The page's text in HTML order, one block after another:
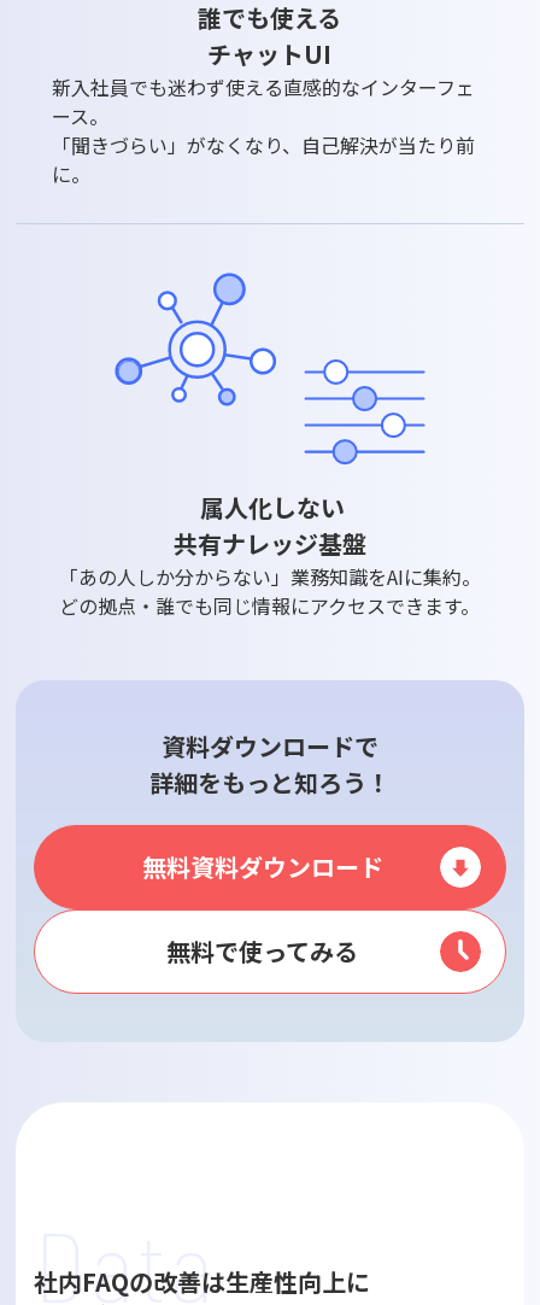
誰でも使える
チャットUI
新入社員でも迷わず使える直感的なインターフェ
ース。
「聞きづらい」がなくなり、自己解決が当たり前
に。
属人化しない
共有ナレッジ基盤
「あの人しか分からない」業務知識をAIに集約。
どの拠点・誰でも同じ情報にアクセスできます。
資料ダウンロードで
詳細をもっと知ろう！
無料資料ダウンロード
無料で使ってみる
社内FAQの改善は生産性向上に
Data